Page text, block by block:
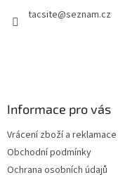
tacsite@seznam.cz
Informace pro vás
Vrácení zboží a reklamace
Obchodní podmínky
Ochrana osobních údajů